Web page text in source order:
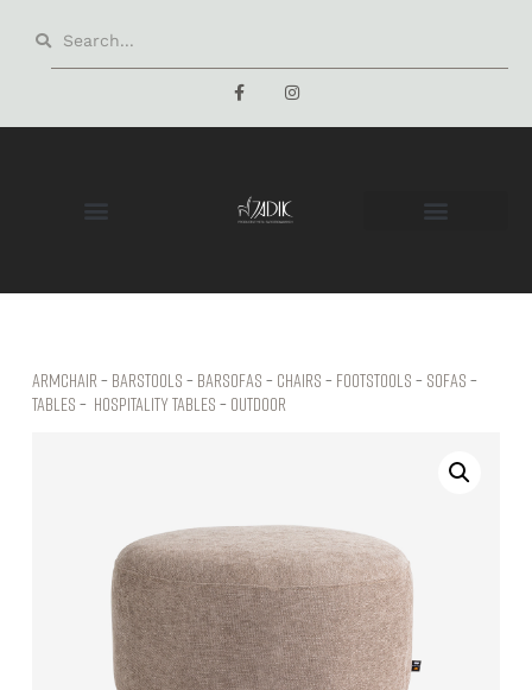
Armchair – Barstools – Barsofas – Chairs – Footstools – Sofas –
Tables – hospitality tables – Outdoor